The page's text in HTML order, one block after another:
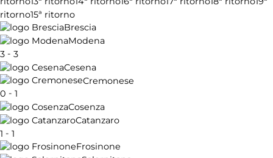
ritorno15ª ritorno
Brescia
Modena
3 - 3
Cesena
Cremonese
0 - 1
Cosenza
Catanzaro
1 - 1
Frosinone